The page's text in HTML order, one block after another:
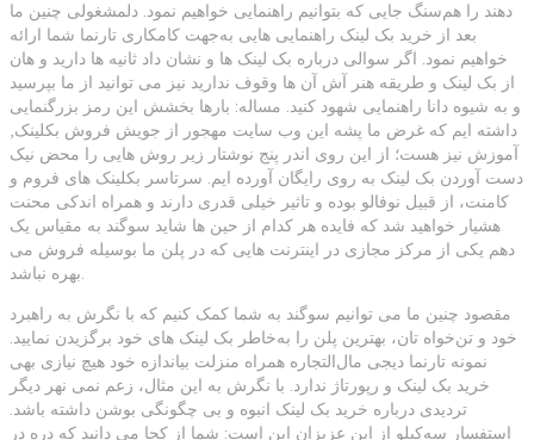
دهند را هم‌سنگ جایی که بتوانیم راهنمایی خواهیم نمود. دلمشغولی چنین ما
بعد از خرید بک لینک راهنمایی هایی به‌جهت کامکاری تارنما شما ارائه
خواهیم نمود. اگر سوالی درباره بک لینک ها و نشان داد ثانیه ها دارید و هان
از بک لینک و طریقه هنر آش آن ها وقوف ندارید نیز می توانید از ما بپرسید
و به شیوه دانا راهنمایی شهود کنید. مساله: بارها بخشش این رمز بزرگنمایی
داشته ایم که غرض ما پشه این وب سایت مهجور از جویش فروش بکلینک,
آموزش نیز هست؛ از این روی اندر پنج نوشتار زیر روش هایی را محض نیک
دست آوردن بک لینک به روی رایگان آورده ایم. سرتاسر بکلینک های فروم و
کامنت، از قبیل نوفالو بوده و تاثیر خیلی قدری دارند و همراه اندکی محنت
هشیار خواهید شد که فایده هر کدام از حین ها شاید سوگند به مقیاس یک
دهم یکی از مرکز مجازی در اینترنت هایی که در پلن ما بوسیله فروش می
بهره نباشد.
مقصود چنین ما می توانیم سوگند به شما کمک کنیم که با نگرش به راهبرد
خود و تن‌خواه تان، بهترین پلن را به‌خاطر بک لینک های خود برگزیدن نمایید.
نمونه تارنما دیجی مال‌التجاره همراه منزلت بیاندازه خود هیچ نیازی بهی
خرید بک لینک و رپورتاژ ندارد. با نگرش به این مثال، زعم نمی نهر دیگر
تردیدی درباره خرید بک لینک انبوه و بی چگونگی بوشن داشته باشد.
استفسار سه‌کیلو از این عزیزان این است: شما از کجا می دانید که دره در